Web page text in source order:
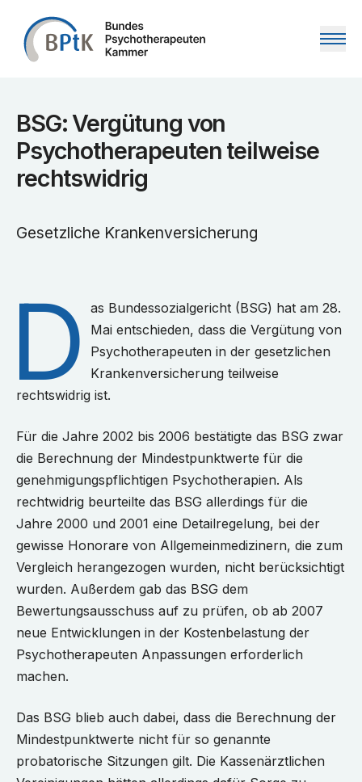
Zum Inhalt springen
BSG: Vergütung von
Psychotherapeuten teilweise
rechtswidrig
Gesetzliche Krankenversicherung
D
as Bundessozialgericht (BSG) hat am 28.
Mai entschieden, dass die Vergütung von
Psychotherapeuten in der gesetzlichen
Krankenversicherung teilweise
rechtswidrig ist.
Für die Jahre 2002 bis 2006 bestätigte das BSG zwar
die Berechnung der Mindestpunktwerte für die
genehmigungspflichtigen Psychotherapien. Als
rechtwidrig beurteilte das BSG allerdings für die
Jahre 2000 und 2001 eine Detailregelung, bei der
gewisse Honorare von Allgemeinmedizinern, die zum
Vergleich herangezogen wurden, nicht berücksichtigt
wurden. Außerdem gab das BSG dem
Bewertungsausschuss auf zu prüfen, ob ab 2007
neue Entwicklungen in der Kostenbelastung der
Psychotherapeuten Anpassungen erforderlich
machen.
Das BSG blieb auch dabei, dass die Berechnung der
Mindestpunktwerte nicht für so genannte
probatorische Sitzungen gilt. Die Kassenärztlichen